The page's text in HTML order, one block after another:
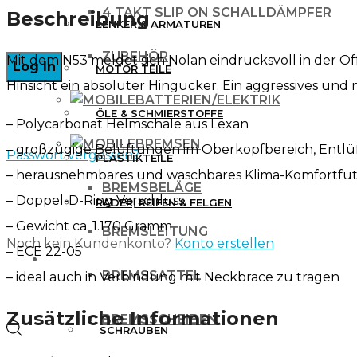
4 TAKT SLIP ON SCHALLDÄMPFER
ZUBEHÖR
BATTERIEN/ELEKTRIK
BREMSEN
BREMSBELÄGE
BREMSLEITUNG
BREMSSATTEL
BREMSSCHEIBEN
Passwort vergessen?
Noch kein Kundenkonto? Konto erstellen
Products
LENKER & ARMATUREN
MOTOR TEILE
ÖLE & SCHMIERSTOFFE
PLASTIKTEILE
RÄDER, REIFEN & FELGEN
WERKZEUG & ZUBEHÖR
SCHRAUBEN
Beschreibung
Mit dem N53 meldet sich Nolan eindrucksvoll in der
Hinsicht ein absoluter Hingucker. Ein aggressives
– Polycarbonat Helmschale aus Lexan
– großzügige Belüftungen im Oberkopfbereich,
– herausnehmbares und waschbares Klima-
– Doppel-D-Ring Verschluss
– Gewicht ca. 1.170 Gramm
– ECE 22-05
– ideal auch in Verbindung mit Neckbrace zu tragen
Zusätzliche Informationen